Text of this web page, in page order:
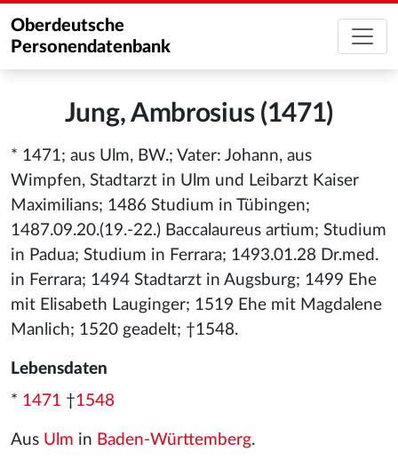
Oberdeutsche
Personendatenbank
Jung, Ambrosius (1471)
* 1471; aus Ulm, BW.; Vater: Johann, aus
Wimpfen, Stadtarzt in Ulm und Leibarzt Kaiser
Maximilians; 1486 Studium in Tübingen;
1487.09.20.(19.-22.) Baccalaureus artium; Studium
in Padua; Studium in Ferrara; 1493.01.28 Dr.med.
in Ferrara; 1494 Stadtarzt in Augsburg; 1499 Ehe
mit Elisabeth Lauginger; 1519 Ehe mit Magdalene
Manlich; 1520 geadelt; †1548.
Lebensdaten
* 1471 †1548
Aus Ulm in Baden-Württemberg.